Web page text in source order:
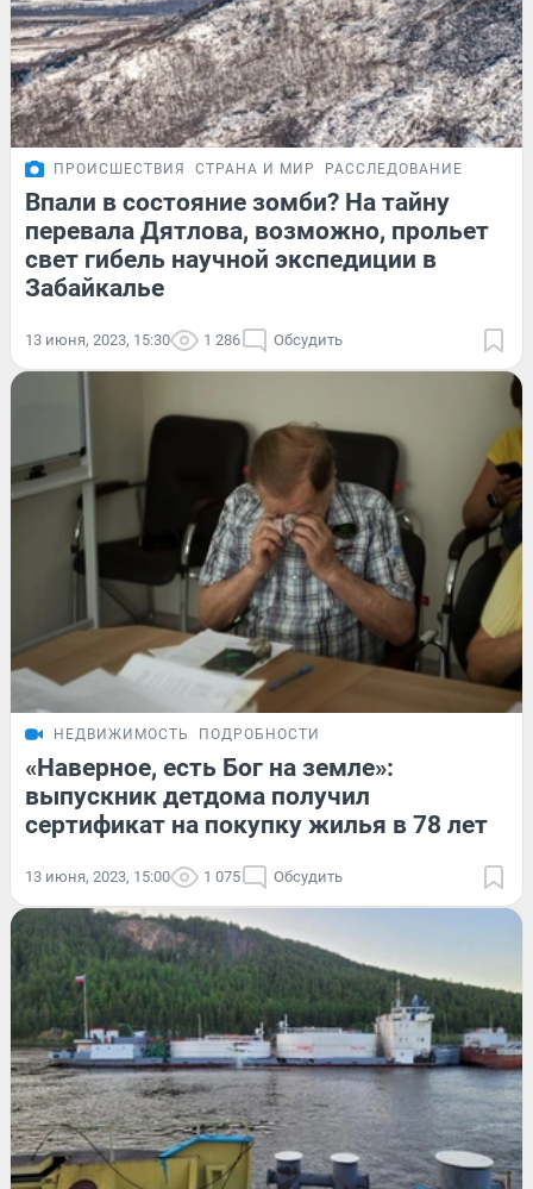
ПРОИСШЕСТВИЯ СТРАНА И МИР РАССЛЕДОВАНИЕ
Впали в состояние зомби? На тайну
перевала Дятлова, возможно, прольет
свет гибель научной экспедиции в
Забайкалье
13 июня, 2023, 15:30 1 286 Обсудить
НЕДВИЖИМОСТЬ ПОДРОБНОСТИ
«Наверное, есть Бог на земле»:
выпускник детдома получил
сертификат на покупку жилья в 78 лет
13 июня, 2023, 15:00 1 075 Обсудить